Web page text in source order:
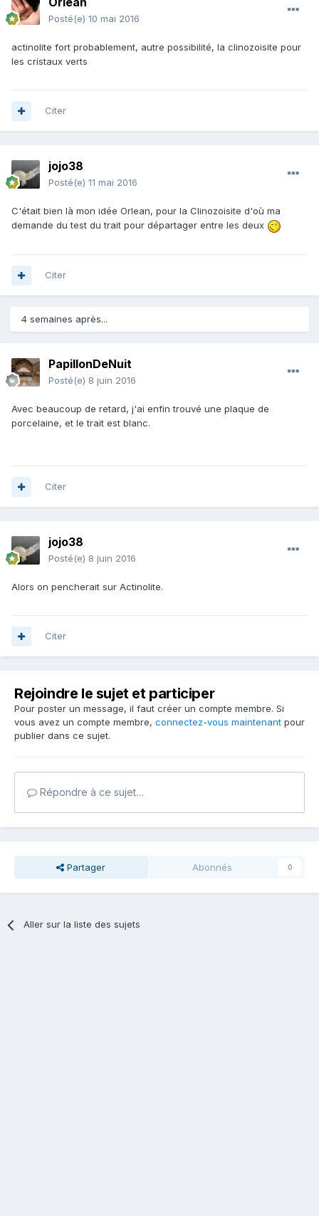
Posté(e) 10 mai 2016
actinolite fort probablement, autre possibilité, la clinozoisite pour
les cristaux verts
Citer
jojo38
Posté(e) 11 mai 2016
C'était bien là mon idée Orlean, pour la Clinozoisite d'où ma
demande du test du trait pour départager entre les deux
Citer
4 semaines après...
PapillonDeNuit
Posté(e) 8 juin 2016
Avec beaucoup de retard, j'ai enfin trouvé une plaque de
porcelaine, et le trait est blanc.
Citer
jojo38
Posté(e) 8 juin 2016
Alors on pencherait sur Actinolite.
Citer
Rejoindre le sujet et participer
Pour poster un message, il faut créer un compte membre. Si
vous avez un compte membre, connectez-vous maintenant pour
publier dans ce sujet.
Répondre à ce sujet…
Partager Abonnés 0
Aller sur la liste des sujets